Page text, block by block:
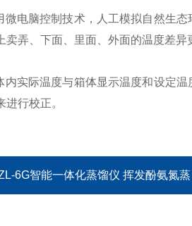
微电脑控制技术，人工模拟自然生
卖弄、下面、里面、外面的温度差
内实际温度与箱体显示温度和设定
行校正。
6G智能一体化蒸馏仪 挥发酚氨氮蒸馏装置